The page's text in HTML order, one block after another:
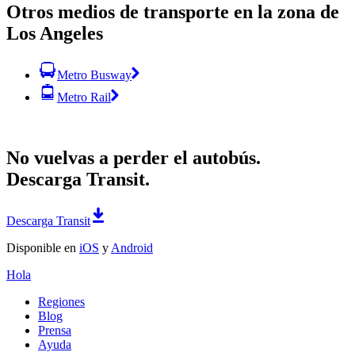
Otros medios de transporte en la zona de
Los Angeles
Metro Busway
Metro Rail
No vuelvas a perder el autobús.
Descarga Transit.
Descarga Transit
Disponible en iOS y Android
Hola
Regiones
Blog
Prensa
Ayuda